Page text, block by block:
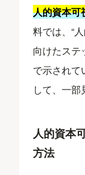
人的資本可
料では、“
向けたステ
で示されて
して、一部
人的資本
方法